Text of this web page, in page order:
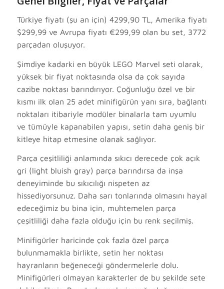
Türkiye fiyatı (şu an için) 4299,90 TL, Amerika fiyatı
$299,99 ve Avrupa fiyatı €299,99 olan bu set, 3772
parçadan oluşuyor.
Şimdiye kadarki en büyük LEGO Marvel seti olarak,
yüksek bir fiyat noktasında olsa da çok sayıda
cazibe noktası barındırıyor. Çoğunluğu özel ve bir
kısmı ilk olan 25 adet minifigürün yanı sıra, bağlantı
noktaları itibariyle modüler binalarla tam uyumlu
ve tümüyle kapanabilen yapısı, setin daha geniş bir
kitleye hitap etmesine olanak sağlıyor.
Parça çeşitliliği anlamında sıkıcı derecede çok açık
gri (light bluish gray) parça barındırsa da inşa
deneyiminde bu sıkıcılığı nispeten az
hissediyorsunuz. Daha sarı tonlarında olmasını hayal
edeceğimiz bu bina için, muhtemelen parça
çeşitliliği daha fazla olduğu için bu renk seçilmiş.
Minifigürler haricinde çok fazla özel parça
bulunmamakla birlikte, setin her noktası
hayranların beğeneceği göndermelerle dolu.
Minifigürleri olmayan karakterler de bu şekilde sete